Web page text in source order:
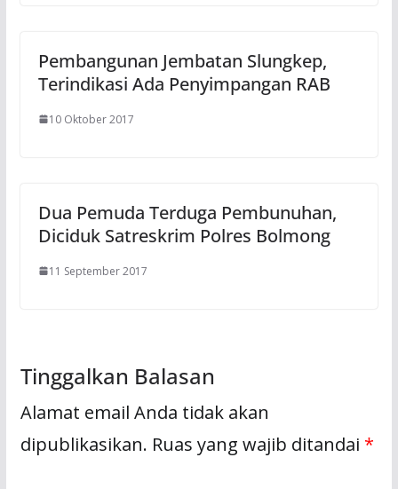
Pembangunan Jembatan Slungkep,
Terindikasi Ada Penyimpangan RAB
10 Oktober 2017
Dua Pemuda Terduga Pembunuhan,
Diciduk Satreskrim Polres Bolmong
11 September 2017
Tinggalkan Balasan
Alamat email Anda tidak akan
dipublikasikan. Ruas yang wajib ditandai *